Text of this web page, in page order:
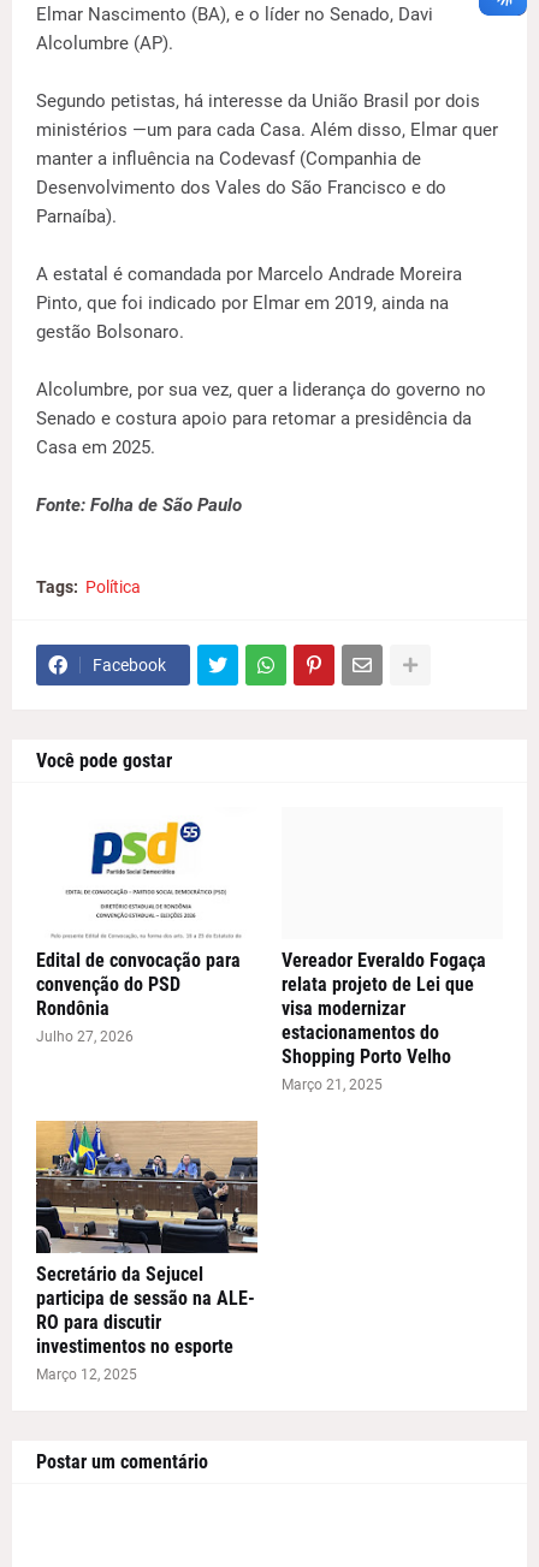
Elmar Nascimento (BA), e o líder no Senado, Davi
Alcolumbre (AP).
Segundo petistas, há interesse da União Brasil por dois
ministérios —um para cada Casa. Além disso, Elmar quer
manter a influência na Codevasf (Companhia de
Desenvolvimento dos Vales do São Francisco e do
Parnaíba).
A estatal é comandada por Marcelo Andrade Moreira
Pinto, que foi indicado por Elmar em 2019, ainda na
gestão Bolsonaro.
Alcolumbre, por sua vez, quer a liderança do governo no
Senado e costura apoio para retomar a presidência da
Casa em 2025.
Fonte: Folha de São Paulo
Tags: Política
Facebook
Você pode gostar
Edital de convocação para
convenção do PSD
Rondônia
Julho 27, 2026
Vereador Everaldo Fogaça
relata projeto de Lei que
visa modernizar
estacionamentos do
Shopping Porto Velho
Março 21, 2025
Secretário da Sejucel
participa de sessão na ALE-
RO para discutir
investimentos no esporte
Março 12, 2025
Postar um comentário